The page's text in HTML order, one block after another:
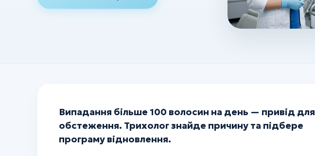
Анестезія
Всі послуги
Випадання більше 100 волосин на день — привід для
обстеження. Трихолог знайде причину та підбере
програму відновлення.